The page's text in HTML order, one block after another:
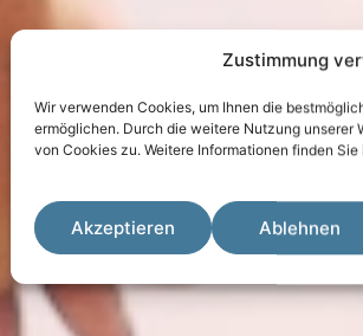
Zustimmung
Wir verwenden Cookies, um Ihnen die
ermöglichen. Durch die weitere Nutzung unserer
von Cookies zu. Weitere Informationen finden Sie
Akzeptieren Ablehnen